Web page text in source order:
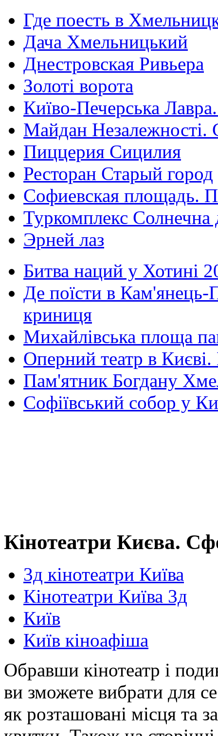
Где поесть в
Дача Хмельницький
Днестровская Ривьера
Золоті ворота
Київо-Печерська
Майдан Незалежності.
Пиццерия Сицилия
Ресторан Старый город
Софиевская площадь.
Туркомплекс Солнечна
Эрней лаз
Битва наций у Хотині
Де поїсти в Кам'янець-
криниця
Михайлівська площа
Оперний театр в
Пам'ятник Богдану
Софіївський собор у
Кінотеатри Києва.
3д кінотеатри Київа
Кінотеатри Київа 3д
Київ
Київ кіноафіша
Обравши кінотеатр і
ви зможете вибрати для
як розташовані місця та